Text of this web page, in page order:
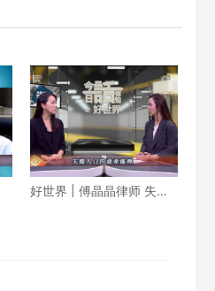
好世界 | 傅晶晶律师 失踪